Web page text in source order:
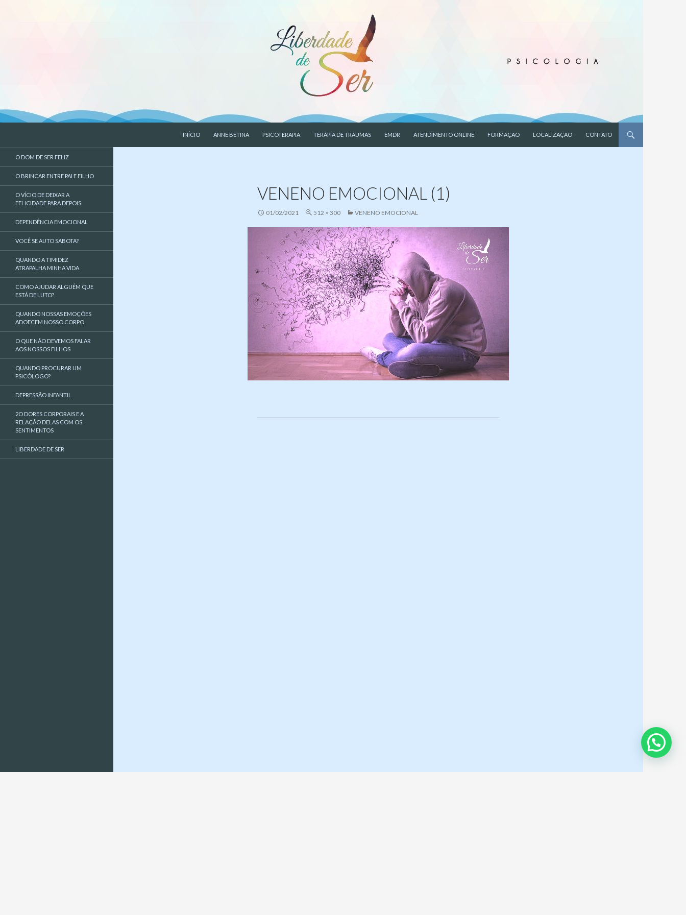
INÍCIO
ANNE BETINA PSICOTERAPIA TERAPIA DE TRAUMAS EMDR ATENDIMENTO ONLINE FORMAÇÃO LOCALIZAÇÃO CONTATO
VENENO EMOCIONAL (1)
01/02/2021 512 × 300 VENENO EMOCIONAL
liberdade de ser
O DOM DE SER FELIZ
O BRINCAR ENTRE PAI E FILHO
O VÍCIO DE DEIXAR A
FELICIDADE PARA DEPOIS
DEPENDÊNCIA EMOCIONAL
VOCÊ SE AUTO SABOTA?
QUANDO A TIMIDEZ
ATRAPALHA MINHA VIDA
COMO AJUDAR ALGUÉM QUE
ESTÁ DE LUTO?
QUANDO NOSSAS EMOÇÕES
ADOECEM NOSSO CORPO
O QUE NÃO DEVEMOS FALAR
AOS NOSSOS FILHOS
QUANDO PROCURAR UM
PSICÓLOGO?
DEPRESSÃO INFANTIL
2O DORES CORPORAIS E A
RELAÇÃO DELAS COM OS
SENTIMENTOS
LIBERDADE DE SER